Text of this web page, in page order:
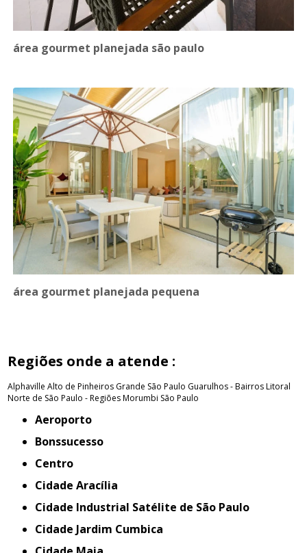
área gourmet planejada são paulo
área gourmet planejada pequena
Regiões onde a atende :
Alphaville Alto de Pinheiros Grande São Paulo Guarulhos - BairrosLitoral
Norte de São Paulo - RegiõesMorumbi São Paulo
Aeroporto
Bonssucesso
Centro
Cidade Aracília
Cidade Industrial Satélite de São Paulo
Cidade Jardim Cumbica